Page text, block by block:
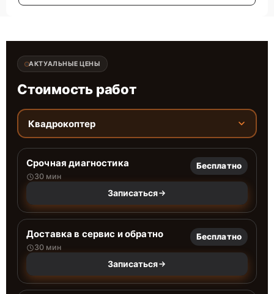
АКТУАЛЬНЫЕ ЦЕНЫ
Стоимость работ
Квадрокоптер
Срочная диагностика
30 мин
Бесплатно
Записаться
Доставка в сервис и обратно
30 мин
Бесплатно
Записаться